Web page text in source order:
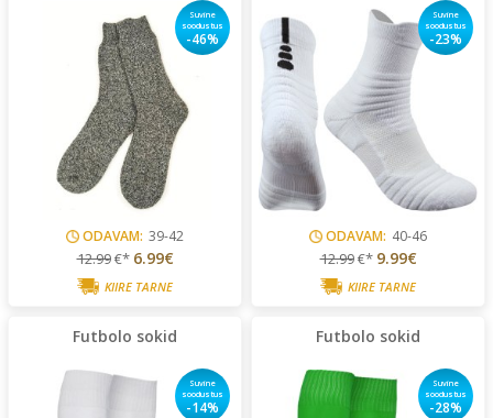
Suvine
soodustus
-46%
ODAVAM: 39-42
12.99€* 6.99€
KIIRE TARNE
Suvine
soodustus
-23%
ODAVAM: 40-46
12.99€* 9.99€
KIIRE TARNE
Futbolo sokid
Suvine
soodustus
-14%
Futbolo sokid
Suvine
soodustus
-28%